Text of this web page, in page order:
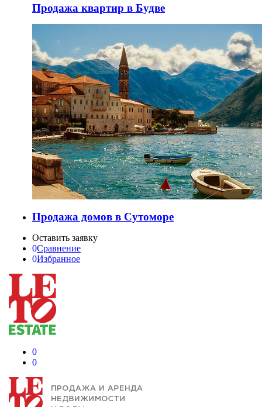
Продажа квартир в Будве
Продажа домов в Сутоморе
Оставить заявку
0Сравнение
0Избранное
0
0